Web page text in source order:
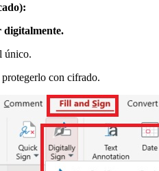
único.
con cifrado.